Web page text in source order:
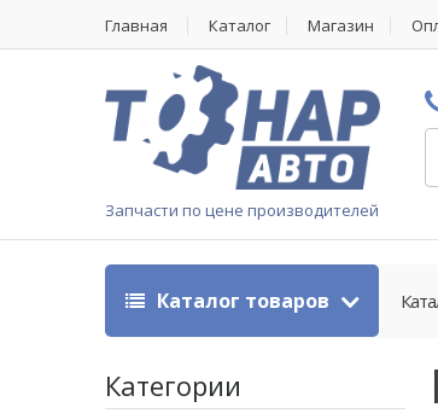
Главная Каталог Магазин
Запчасти по цене производителей
Каталог товаров
Категории